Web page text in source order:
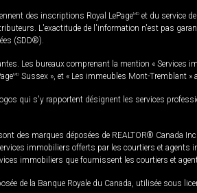
des inscriptions Royal LePageMD et du service
L'exactitude de l'information n'est pas
(SDD®).
Les bureaux comprenant la mention « Services
MD Sussex », et « Les immeubles Mont-Tremblant
qui s'y rapportent désignent les services
des marques déposées de REALTOR®
immobiliers offerts par les courtiers et
immobiliers que fournissent les courtiers et
de la Banque Royale du Canada, utilisée sous